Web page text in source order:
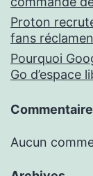
Proton
fans
Pourquoi
Go d’espace
Aucun